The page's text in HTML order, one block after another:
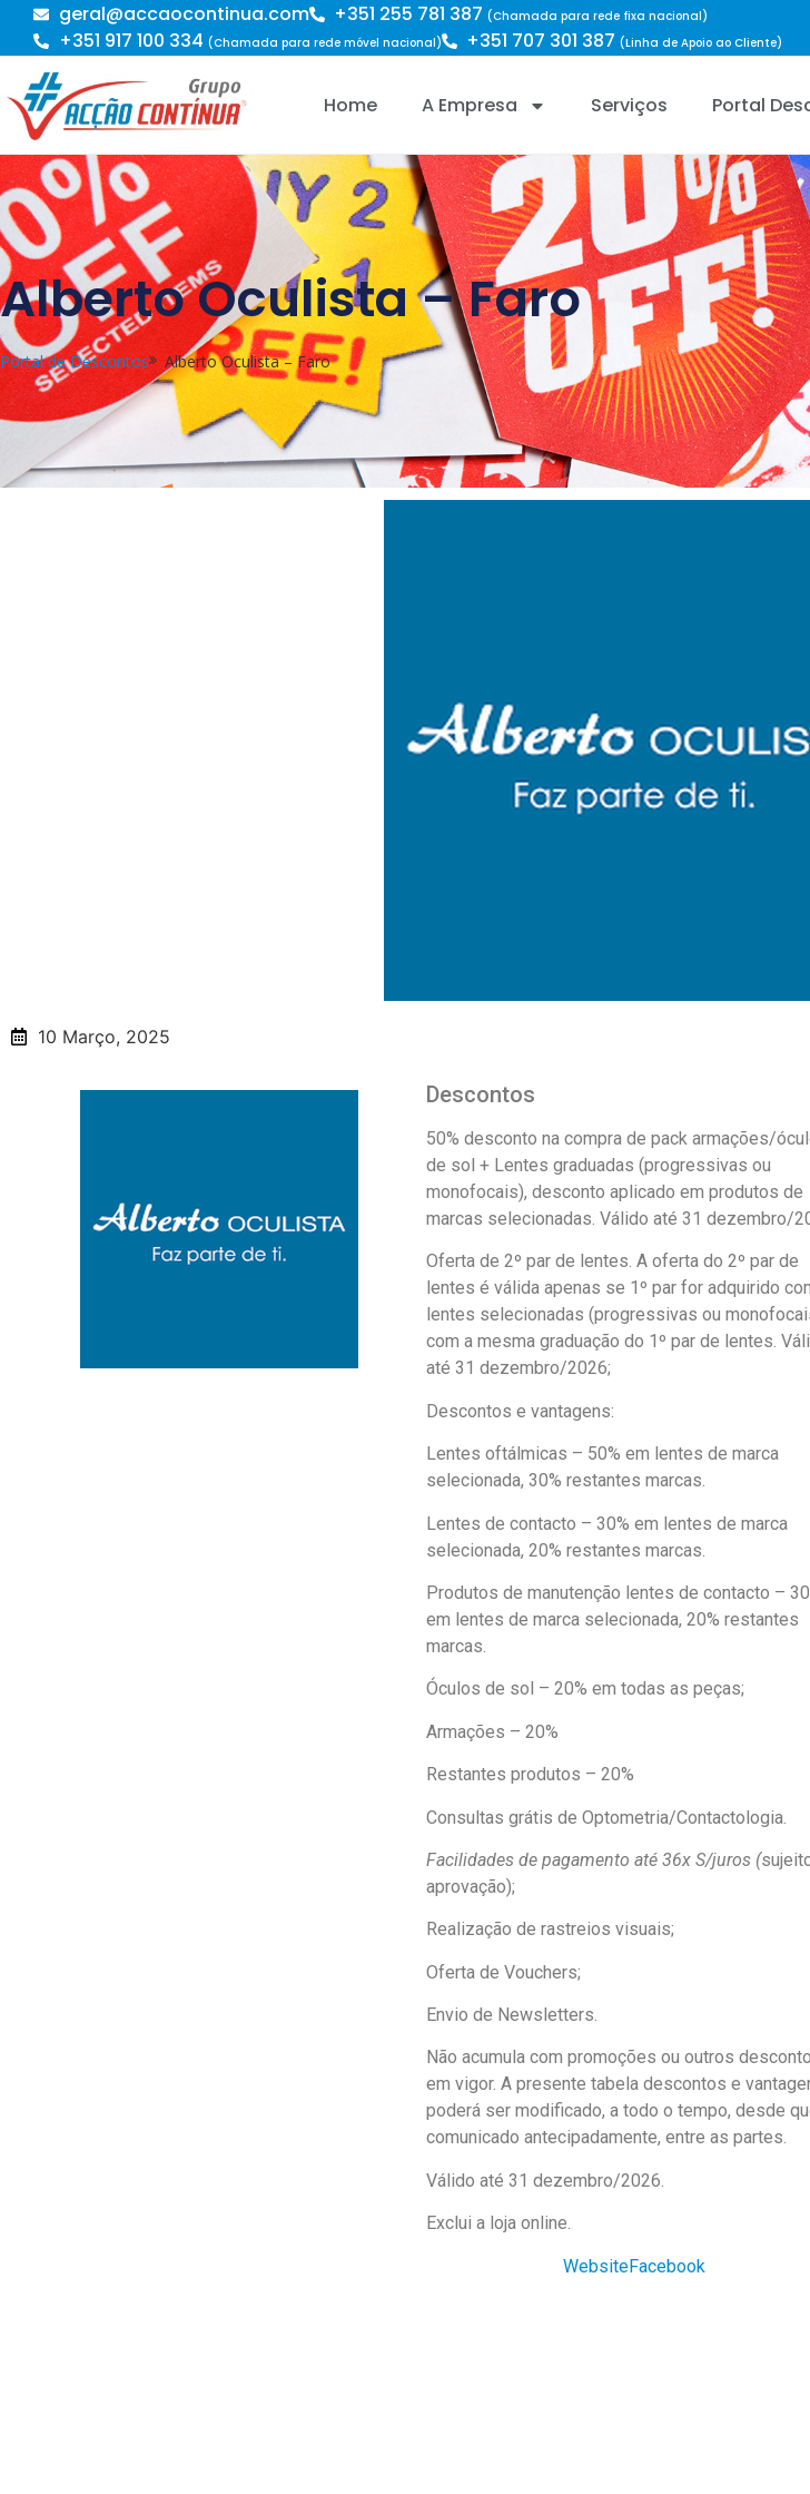
geral@accaocontinua.com +351 255 781 387 (Chamada para rede fixa nacional)
+351 917 100 334 (Chamada para rede móvel nacional) +351 707 301 387 (Linha de Apoio ao Cliente)
Home A Empresa Serviços Portal
Alberto Oculista – Faro
Portal de Descontos Alberto Oculista – Faro
10 Março, 2025
Descontos
50% desconto na compra de pack armações/
de sol + Lentes graduadas (progressivas ou
monofocais), desconto aplicado em produtos de
marcas selecionadas. Válido até 31 dezembro/
Oferta de 2º par de lentes. A oferta do 2º par de
lentes é válida apenas se 1º par for adquirido
lentes selecionadas (progressivas ou
com a mesma graduação do 1º par de lentes.
até 31 dezembro/2026;
Descontos e vantagens:
Lentes oftálmicas – 50% em lentes de marca
selecionada, 30% restantes marcas.
Lentes de contacto – 30% em lentes de marca
selecionada, 20% restantes marcas.
Produtos de manutenção lentes de contacto –
em lentes de marca selecionada, 20% restantes
marcas.
Óculos de sol – 20% em todas as peças;
Armações – 20%
Restantes produtos – 20%
Consultas grátis de Optometria/Contactologia.
Facilidades de pagamento até 36x S/juros (
aprovação);
Realização de rastreios visuais;
Oferta de Vouchers;
Envio de Newsletters.
Não acumula com promoções ou outros
em vigor. A presente tabela descontos e
poderá ser modificado, a todo o tempo, desde
comunicado antecipadamente, entre as partes.
Válido até 31 dezembro/2026.
Exclui a loja online.
WebsiteFacebook